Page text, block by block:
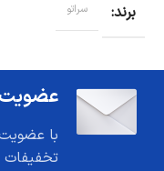
برند سراتو
عضویت
با
تخفیفات